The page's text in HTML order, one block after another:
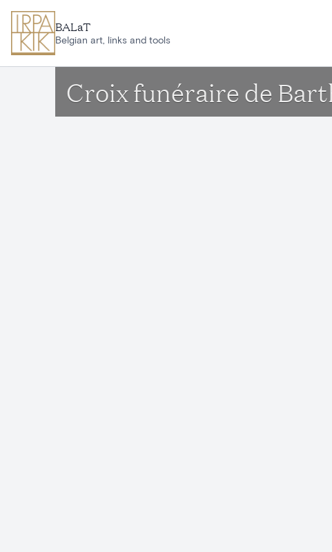
BALaT
Belgian art, links and tools
Croix funéraire de